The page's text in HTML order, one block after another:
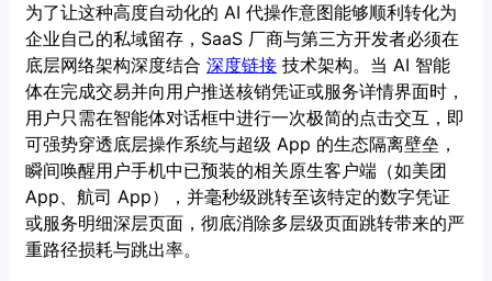
为了让这种高度自动化的 AI 代操作意图能够顺利转化为
企业自己的私域留存，SaaS 厂商与第三方开发者必须在
底层网络架构深度结合 深度链接 技术架构。当 AI 智能
体在完成交易并向用户推送核销凭证或服务详情界面时，
用户只需在智能体对话框中进行一次极简的点击交互，即
可强势穿透底层操作系统与超级 App 的生态隔离壁垒，
瞬间唤醒用户手机中已预装的相关原生客户端（如美团
App、航司 App），并毫秒级跳转至该特定的数字凭证
或服务明细深层页面，彻底消除多层级页面跳转带来的严
重路径损耗与跳出率。